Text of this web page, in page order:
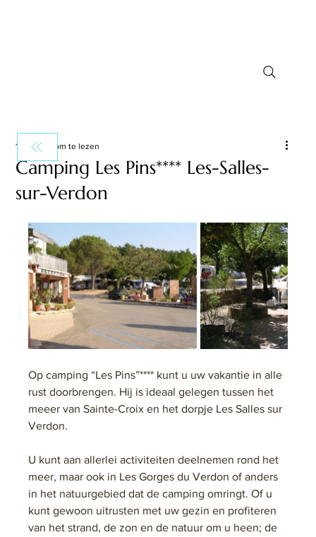
Camping Les Pins**** Les-Salles-
sur-Verdon
1 minuten om te lezen
Op camping “Les Pins”**** kunt u uw vakantie in alle
rust doorbrengen. Hij is ideaal gelegen tussen het
meeer van Sainte-Croix en het dorpje Les Salles sur
Verdon.
U kunt aan allerlei activiteiten deelnemen rond het
meer, maar ook in Les Gorges du Verdon of anders
in het natuurgebied dat de camping omringt. Of u
kunt gewoon uitrusten met uw gezin en profiteren
van het strand, de zon en de natuur om u heen; de